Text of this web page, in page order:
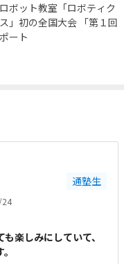
ボット教室「ロボティク
」初の全国大会 「第１回
ート
通塾生
24
楽しみにしていて、